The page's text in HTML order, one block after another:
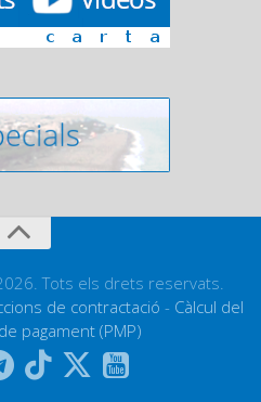
Tots els drets reservats.
de contractació - Càlcul del
pagament (PMP)